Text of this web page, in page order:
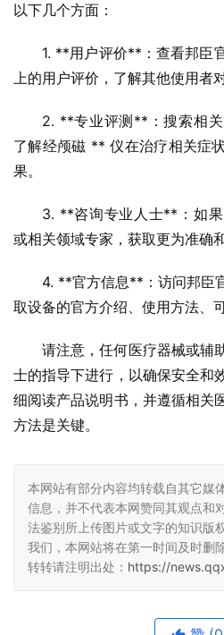
以下几个方面：
1. **用户评价**：查看邦臣
上的用户评价，了解其他使用者
2. **专业评测**：搜索相关
了解经颅磁 ** 仪在治疗相关症
果。
3. **咨询专业人士**：如
或相关领域专家，获取更为准确
4. **官方信息**：访问邦臣
取设备的官方介绍、使用方法、
请注意，任何医疗器械或辅
士的指导下进行，以确保安全和
细阅读产品说明书，并遵循相关
方法是关键。
本网站有部分内容均转载自其它媒
信息，并不代表本网赞同其观点和
法鉴别所上传图片或文字的知识版
我们，本网站将在第一时间及时删
转转请注明出处： https://